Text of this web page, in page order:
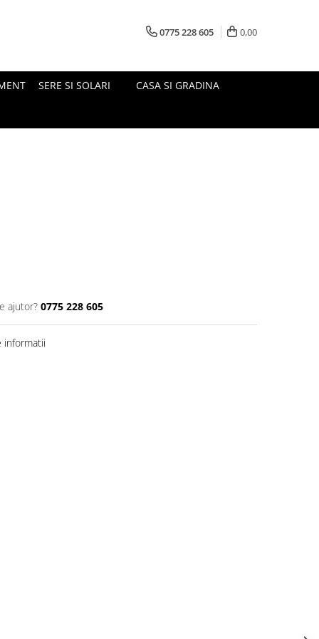
0775 228 605 0,00
SERE SI SOLARI CASA SI GRADINA
ajutor? 0775 228 605
informatii